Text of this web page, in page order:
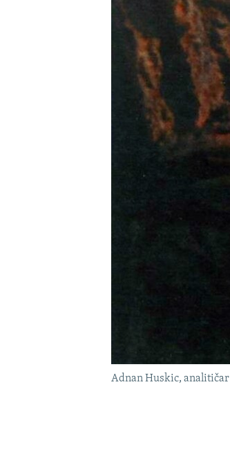
Adnan Huskic, analitičar